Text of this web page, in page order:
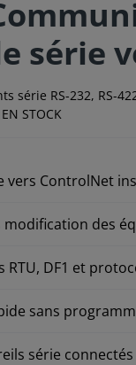
série
série RS-232, RS-
STOCK
vers ControlNet
des
RTU, DF1 et
sans
série connectés